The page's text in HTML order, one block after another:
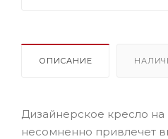
ОПИСАНИЕ
Дизайнерское кресло на
несомненно привлечет